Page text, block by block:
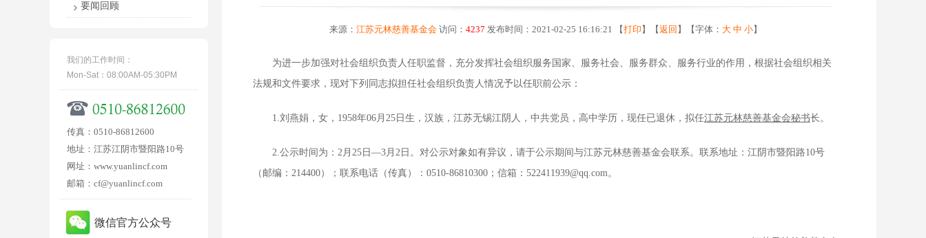
要闻回顾
我们的工作时间：
Mon-Sat：08:00AM-05:30PM
传真：0510-86812600
地址：江苏江阴市暨阳路10号
网址：www.yuanlincf.com
邮箱：cf@yuanlincf.com
微信官方公众号
来源： 江苏元林慈善基金会 访问： 4237 发布时间：2021-02-25 16:16:21 【打印 】【返回 】【字体： 大 中 小】
为进一步加强对社会组织负责人任职监督，充分发挥社会组织服务国家、服务社会、服务群众、服务行业的作用，根据社会组织相关
法规和文件要求，现对下列同志拟担任社会组织负责人情况予以任职前公示：
1.刘燕娟，女，1958年06月25日生，汉族，江苏无锡江阴人，中共党员，高中学历，现任已退休，拟任江苏元林慈善基金会秘书长。
2.公示时间为：2月25日―3月 2 日 。对公示对象如有异议，请于公示期间与江苏元林慈善基金会联系。联系地址：江阴市暨阳路10号
（邮编：214400）；联系电话（传真）：0510-86810300；信箱：522411939@qq.com。